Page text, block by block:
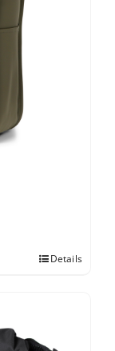
Details